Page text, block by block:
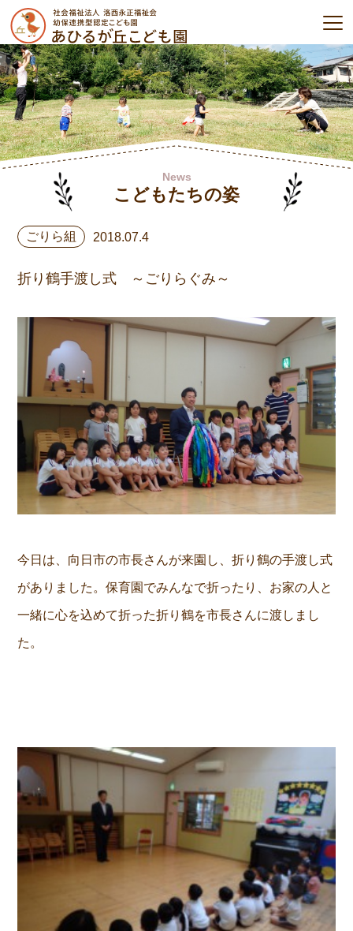
News
こどもたちの姿
ごりら組 2018.07.4
折り鶴手渡し式 ～ごりらぐみ～
今日は、向日市の市長さんが来園し、折り鶴の手渡し式
がありました。保育園でみんなで折ったり、お家の人と
一緒に心を込めて折った折り鶴を市長さんに渡しまし
た。